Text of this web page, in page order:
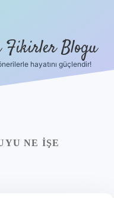
Fikirler Blogu
hayatını güçlendir!
NE IŞE